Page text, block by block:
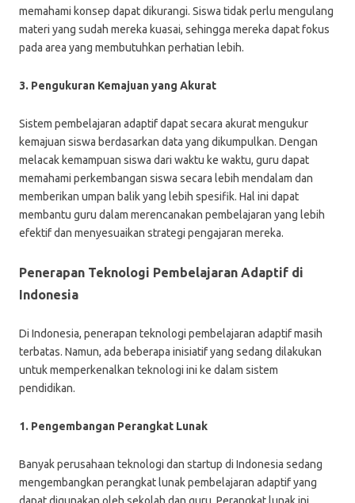
memahami konsep dapat dikurangi. Siswa tidak perlu mengulang
materi yang sudah mereka kuasai, sehingga mereka dapat fokus
pada area yang membutuhkan perhatian lebih.
3. Pengukuran Kemajuan yang Akurat
Sistem pembelajaran adaptif dapat secara akurat mengukur
kemajuan siswa berdasarkan data yang dikumpulkan. Dengan
melacak kemampuan siswa dari waktu ke waktu, guru dapat
memahami perkembangan siswa secara lebih mendalam dan
memberikan umpan balik yang lebih spesifik. Hal ini dapat
membantu guru dalam merencanakan pembelajaran yang lebih
efektif dan menyesuaikan strategi pengajaran mereka.
Penerapan Teknologi Pembelajaran Adaptif di
Indonesia
Di Indonesia, penerapan teknologi pembelajaran adaptif masih
terbatas. Namun, ada beberapa inisiatif yang sedang dilakukan
untuk memperkenalkan teknologi ini ke dalam sistem
pendidikan.
1. Pengembangan Perangkat Lunak
Banyak perusahaan teknologi dan startup di Indonesia sedang
mengembangkan perangkat lunak pembelajaran adaptif yang